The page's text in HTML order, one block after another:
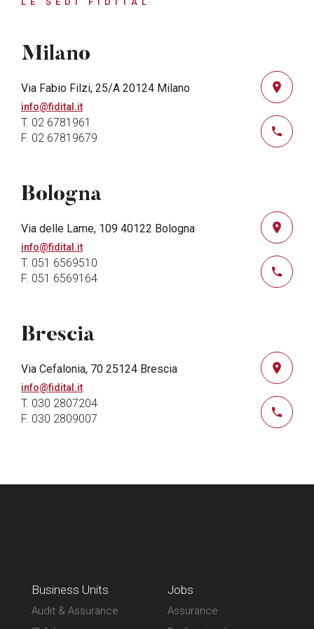
Milano
Via Fabio Filzi, 25/A 20124 Milano
info@fidital.it
T. 02 6781961
F. 02 67819679
Bologna
Via delle Lame, 109 40122 Bologna
info@fidital.it
T. 051 6569510
F. 051 6569164
Brescia
Via Cefalonia, 70 25124 Brescia
info@fidital.it
T. 030 2807204
F. 030 2809007
Business Units
Audit & Assurance
Jobs
Assurance